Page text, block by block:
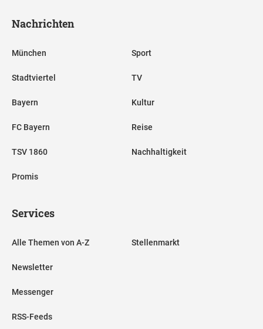
Nachrichten
München
Stadtviertel
Bayern
FC Bayern
TSV 1860
Promis
Sport
TV
Kultur
Reise
Nachhaltigkeit
Services
Alle Themen von A-Z
Newsletter
Messenger
RSS-Feeds
Stellenmarkt